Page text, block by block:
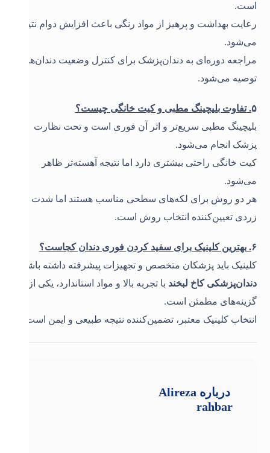
است.
رعایت بهداشت و پرهیز از مواد رنگی باعث افزایش دوام نتیجه
می‌شود.
مراجعه دوره‌ای به دندان‌پزشک برای کنترل وضعیت دندان‌ها
توصیه می‌شود.
۵.تفاوت بلیچینگ مطبی و کیت خانگی چیست؟
بلیچینگ مطبی سریع‌تر و اثر آن فوری است و تحت نظارت
پزشک انجام می‌شود.
کیت خانگی راحتی بیشتری دارد اما نتیجه آهسته‌تر ظاهر
می‌شود.
هر دو روش برای لکه‌های سطحی مناسب هستند اما شدت
زردی تعیین‌کننده انتخاب روش است.
۶.بهترین کلینیک برای سفید کردن فوری دندان کجاست؟
کلینیک باید پزشکان متخصص و تجهیزات پیشرفته داشته باشد
دندان‌پزشکی کاخ لبخند با تجربه بالا و مواد استاندارد، یکی از
گزینه‌های مطمئن است.
انتخاب کلینیک معتبر، تضمین‌کننده نتیجه طبیعی و ایمن است
درباره Alireza
rahbar